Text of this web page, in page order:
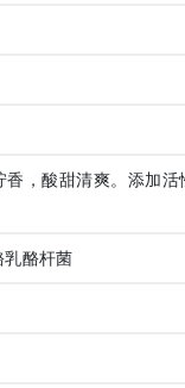
，酸甜清爽。添加活
酪杆菌